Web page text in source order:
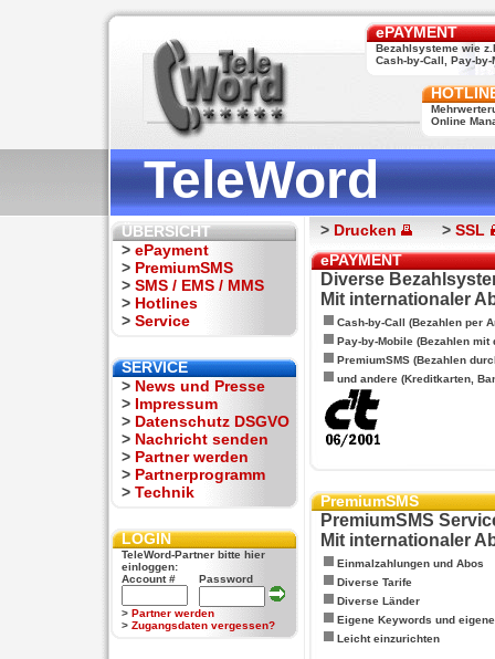
ePAYMENT
Bezahlsysteme wie
Cash-by-Call, Pay-by-
Online
TeleWord
ÜBERSICHT
> ePayment
> PremiumSMS
> SMS / EMS / MMS
> Hotlines
> Service
SERVICE
> News und Presse
> Impressum
> Datenschutz DSGVO
> Nachricht senden
> Partner werden
> Partnerprogramm
> Technik
LOGIN
TeleWord-Partner bitte hier
einloggen:
Account #
Password
> Partner werden
> Zugangsdaten vergessen?
> Drucken > SSL
ePAYMENT
Diverse
Mit internationaler
Cash-by-Call (Bezahlen per
Pay-by-Mobile (Bezahlen mit
PremiumSMS (Bezahlen
und andere (Kreditkarten,
PremiumSMS
PremiumSMS
Mit internationaler
Einmalzahlungen und Abos
Diverse Tarife
Diverse Länder
Eigene Keywords und
Leicht einzurichten